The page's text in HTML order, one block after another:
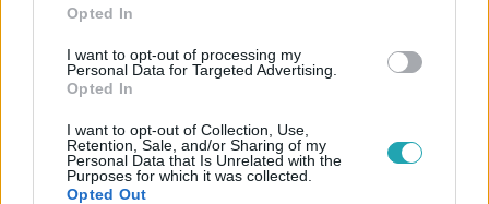
Opted In
I want to opt-out of processing my
Personal Data for Targeted Advertising.
Opted In
I want to opt-out of Collection, Use,
Retention, Sale, and/or Sharing of my
Personal Data that Is Unrelated with the
Purposes for which it was collected.
Opted Out
HÍRADÓ #BELFÖLD #ADÁSRÉSZLETEK
ÚJRATEMETÉS